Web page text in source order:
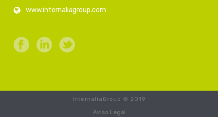
www.internaliagroup.com
InternaliaGroup © 2019
Aviso Legal